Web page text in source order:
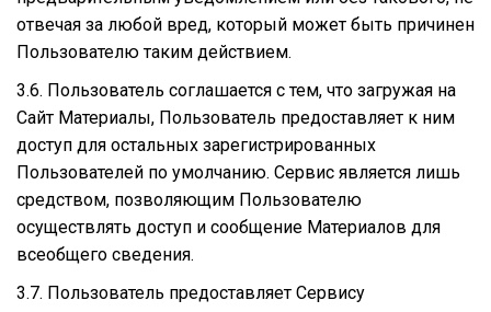
отвечая за любой вред, который может быть причинен
Пользователю таким действием.
3.6. Пользователь соглашается с тем, что загружая на
Сайт Материалы, Пользователь предоставляет к ним
доступ для остальных зарегистрированных
Пользователей по умолчанию. Сервис является лишь
средством, позволяющим Пользователю
осуществлять доступ и сообщение Материалов для
всеобщего сведения.
3.7. Пользователь предоставляет Сервису